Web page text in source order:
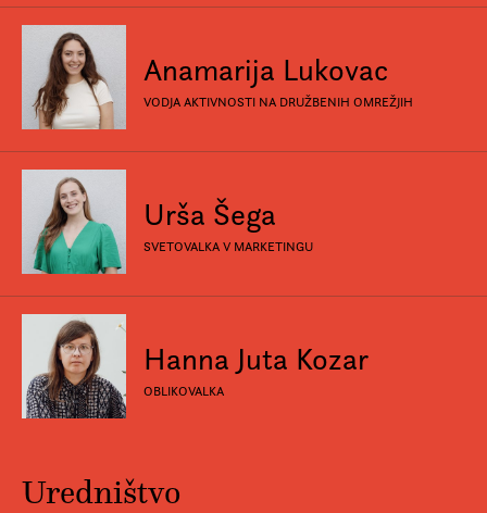
Anamarija Lukovac
VODJA AKTIVNOSTI NA DRUŽBENIH OMREŽJIH
Urša Šega
SVETOVALKA V MARKETINGU
Hanna Juta Kozar
OBLIKOVALKA
Uredništvo